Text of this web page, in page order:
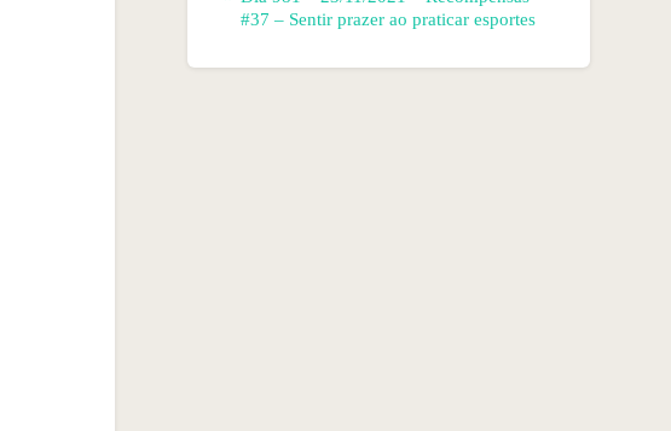
#37 – Sentir prazer ao praticar esportes